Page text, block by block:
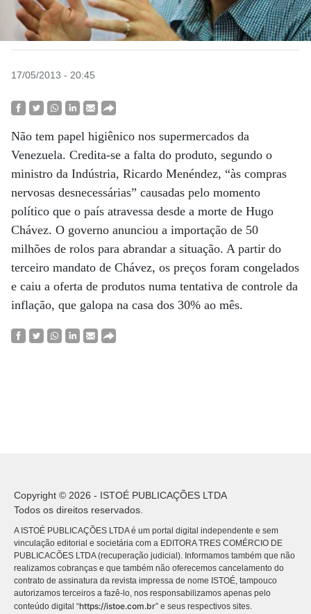
17/05/2013 - 20:45
Não tem papel higiênico nos supermercados da
Venezuela. Credita-se a falta do produto, segundo o
ministro da Indústria, Ricardo Menéndez, “às compras
nervosas desnecessárias” causadas pelo momento
político que o país atravessa desde a morte de Hugo
Chávez. O governo anunciou a importação de 50
milhões de rolos para abrandar a situação. A partir do
terceiro mandato de Chávez, os preços foram congelados
e caiu a oferta de produtos numa tentativa de controle da
inflação, que galopa na casa dos 30% ao mês.
Copyright © 2026 - ISTOÉ PUBLICAÇÕES LTDA
Todos os direitos reservados.
A ISTOÉ PUBLICAÇÕES LTDA é um portal digital independente e sem
vinculação editorial e societária com a EDITORA TRES COMÉRCIO DE
PUBLICACÕES LTDA (recuperação judicial). Informamos também que não
realizamos cobranças e que também não oferecemos cancelamento do
contrato de assinatura da revista impressa de nome ISTOÉ, tampouco
autorizamos terceiros a fazê-lo, nos responsabilizamos apenas pelo
conteúdo digital “https://istoe.com.br” e seus respectivos sites.